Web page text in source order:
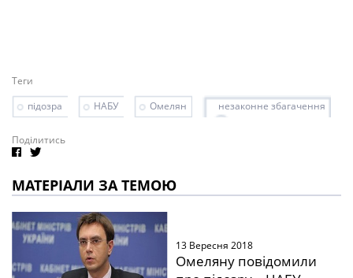
Теги
підозра
НАБУ Омелян незаконне збагачення
Поділитись
МАТЕРІАЛИ ЗА ТЕМОЮ
13 Вересня 2018
Омеляну повідомили